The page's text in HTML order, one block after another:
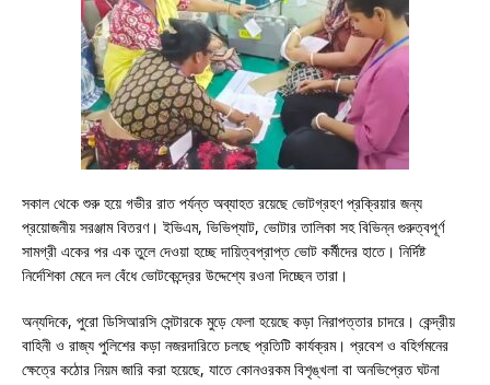
সকাল থেকে শুরু হয়ে গভীর রাত পর্যন্ত অব্যাহত রয়েছে ভোটগ্রহণ প্রক্রিয়ার জন্য
প্রয়োজনীয় সরঞ্জাম বিতরণ। ইভিএম, ভিভিপ্যাট, ভোটার তালিকা সহ বিভিন্ন গুরুত্বপূর্ণ
সামগ্রী একের পর এক তুলে দেওয়া হচ্ছে দায়িত্বপ্রাপ্ত ভোট কর্মীদের হাতে। নির্দিষ্ট
নির্দেশিকা মেনে দল বেঁধে ভোটকেন্দ্রের উদ্দেশ্যে রওনা দিচ্ছেন তারা।
অন্যদিকে, পুরো ডিসিআরসি সেন্টারকে মুড়ে ফেলা হয়েছে কড়া নিরাপত্তার চাদরে। কেন্দ্রীয়
বাহিনী ও রাজ্য পুলিশের কড়া নজরদারিতে চলছে প্রতিটি কার্যক্রম। প্রবেশ ও বহির্গমনের
ক্ষেত্রে কঠোর নিয়ম জারি করা হয়েছে, যাতে কোনওরকম বিশৃঙ্খলা বা অনভিপ্রেত ঘটনা